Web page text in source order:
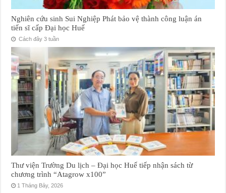
Nghiên cứu sinh Sui Nghiệp Phát bảo vệ thành công luận án
tiến sĩ cấp Đại học Huế
Cách đây 3 tuần
Thư viện Trường Du lịch – Đại học Huế tiếp nhận sách từ
chương trình “Atagrow x100”
1 Tháng Bảy, 2026